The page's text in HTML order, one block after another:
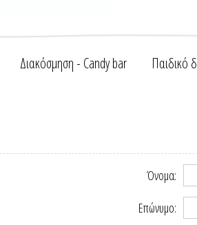
Διακόσμηση - Candy bar Παιδικό
Όνομα:
Επώνυμο: